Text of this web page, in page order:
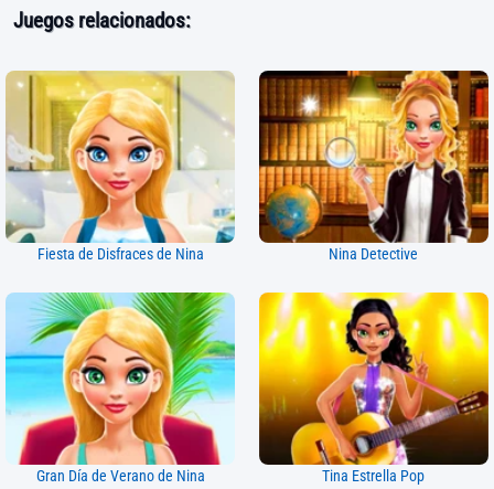
Juegos relacionados:
Fiesta de Disfraces de Nina Nina Detective
Gran Día de Verano de Nina Tina Estrella Pop